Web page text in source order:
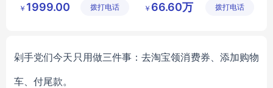
防爆PDA
有限公司
￥ 1999.00 拨打电话
科技有限
￥ 66.60万 拨打电话
剁手党们今天只用做三件事：去淘宝领消费券、 添加购物
车、付尾款。